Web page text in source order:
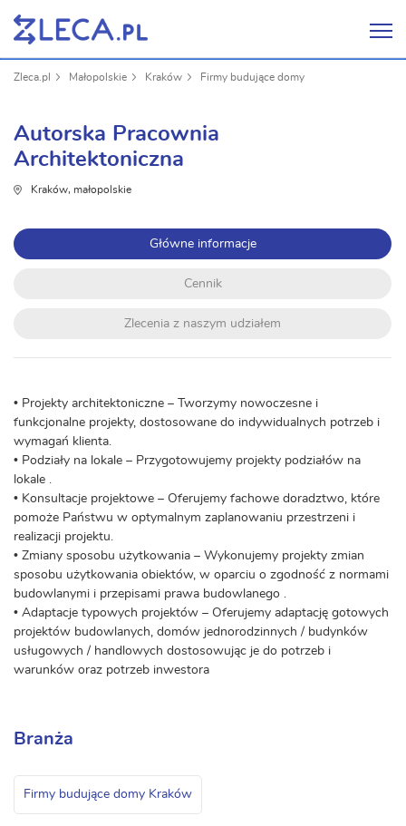
Zleca.pl Małopolskie Kraków Firmy budujące domy
Autorska Pracownia
Architektoniczna
Kraków, małopolskie
Główne informacje
Cennik
Zlecenia z naszym udziałem
• Projekty architektoniczne – Tworzymy nowoczesne i
funkcjonalne projekty, dostosowane do indywidualnych potrzeb i
wymagań klienta.
• Podziały na lokale – Przygotowujemy projekty podziałów na
lokale .
• Konsultacje projektowe – Oferujemy fachowe doradztwo, które
pomoże Państwu w optymalnym zaplanowaniu przestrzeni i
realizacji projektu.
• Zmiany sposobu użytkowania – Wykonujemy projekty zmian
sposobu użytkowania obiektów, w oparciu o zgodność z normami
budowlanymi i przepisami prawa budowlanego .
• Adaptacje typowych projektów – Oferujemy adaptację gotowych
projektów budowlanych, domów jednorodzinnych / budynków
usługowych / handlowych dostosowując je do potrzeb i
warunków oraz potrzeb inwestora
Branża
Firmy budujące domy Kraków